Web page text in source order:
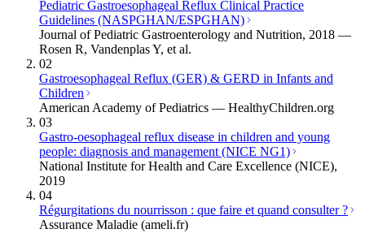
Pediatric Gastroesophageal Reflux Clinical Practice
Guidelines (NASPGHAN/ESPGHAN)
Journal of Pediatric Gastroenterology and Nutrition, 2018 —
Rosen R, Vandenplas Y, et al.
02
Gastroesophageal Reflux (GER) & GERD in Infants and
Children
American Academy of Pediatrics — HealthyChildren.org
03
Gastro-oesophageal reflux disease in children and young
people: diagnosis and management (NICE NG1)
National Institute for Health and Care Excellence (NICE),
2019
04
Régurgitations du nourrisson : que faire et quand consulter ?
Assurance Maladie (ameli.fr)